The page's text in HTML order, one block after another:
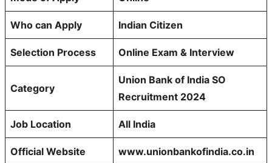
Who can Apply Indian Citizen
Selection Process Online Exam & Interview
Category
Union Bank of India SO
Recruitment 2024
Job Location All India
Official Website www.unionbankofindia.co.in